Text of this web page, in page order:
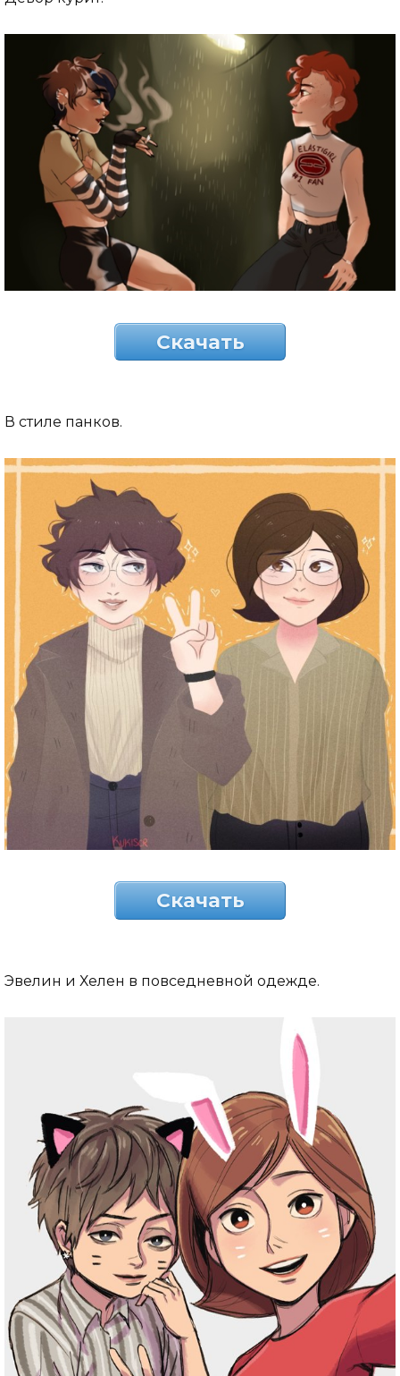
Скачать
В стиле панков.
Скачать
Эвелин и Хелен в повседневной одежде.